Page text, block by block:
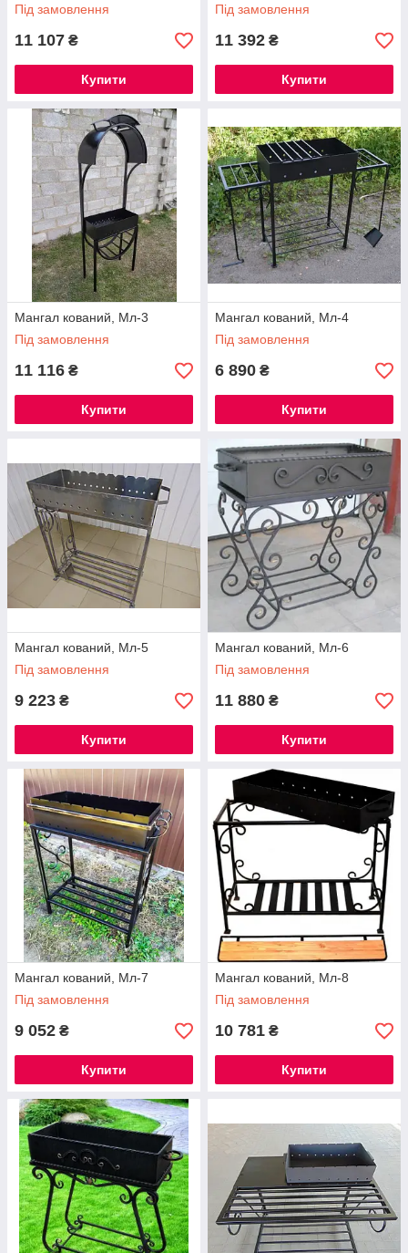
Під замовлення
11 107 ₴
Купити
Під замовлення
11 392 ₴
Купити
Мангал кований, Мл-3
Під замовлення
11 116 ₴
Купити
Мангал кований, Мл-4
Під замовлення
6 890 ₴
Купити
Мангал кований, Мл-5
Під замовлення
9 223 ₴
Купити
Мангал кований, Мл-6
Під замовлення
11 880 ₴
Купити
Мангал кований, Мл-7
Під замовлення
9 052 ₴
Купити
Мангал кований, Мл-8
Під замовлення
10 781 ₴
Купити